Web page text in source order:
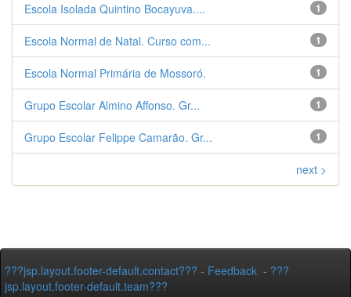
1
Escola Isolada Quintino Bocayuva....
1
Escola Normal de Natal. Curso com...
1
Escola Normal Primária de Mossoró.
1
Grupo Escolar Almino Affonso. Gr...
1
Grupo Escolar Felippe Camarão. Gr...
next >
???jsp.layout.footer-default.contact??? - Feedback - ???
jsp.layout.footer-default.team???